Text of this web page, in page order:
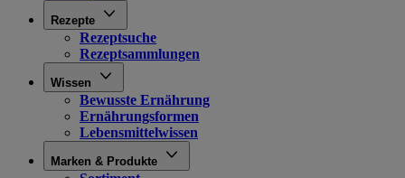
Rezepte
Rezeptsuche
Rezeptsammlungen
Wissen
Bewusste Ernährung
Ernährungsformen
Lebensmittelwissen
Marken & Produkte